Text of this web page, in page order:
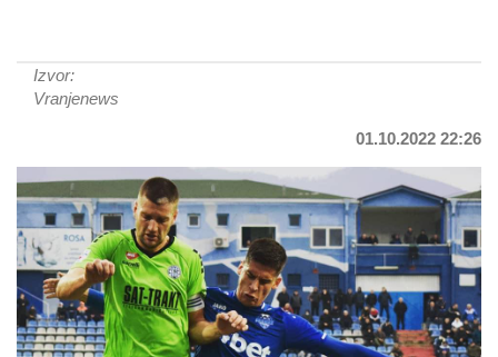
Izvor:
Vranjenews
01.10.2022 22:26